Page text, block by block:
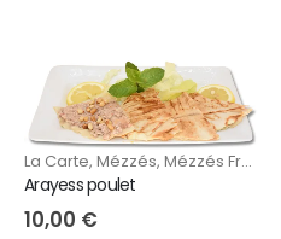
La Carte, Mézzés, Mézzés Froids
Arayess poulet
10,00 €